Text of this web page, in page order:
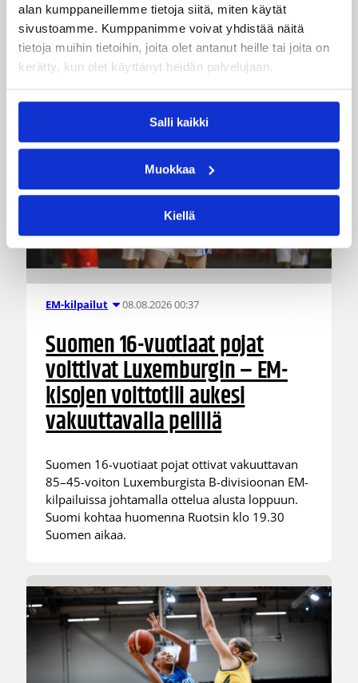
alan kumppaneillemme tietoja siitä, miten käytät
sivustoamme. Kumppanimme voivat yhdistää näitä
tietoja muihin tietoihin, joita olet antanut heille tai joita on
kerätty, kun olet käyttänyt heidän palvelujaan.
Salli kaikki
Muokkaa
Kiellä
Katso myös
EM-kilpailut 08.08.2026 00:37
Suomen 16-vuotiaat pojat
voittivat Luxemburgin – EM-
kisojen voittotili aukesi
vakuuttavalla pelillä
Suomen 16-vuotiaat pojat ottivat vakuuttavan
85–45-voiton Luxemburgista B-divisioonan EM-
kilpailuissa johtamalla ottelua alusta loppuun.
Suomi kohtaa huomenna Ruotsin klo 19.30
Suomen aikaa.